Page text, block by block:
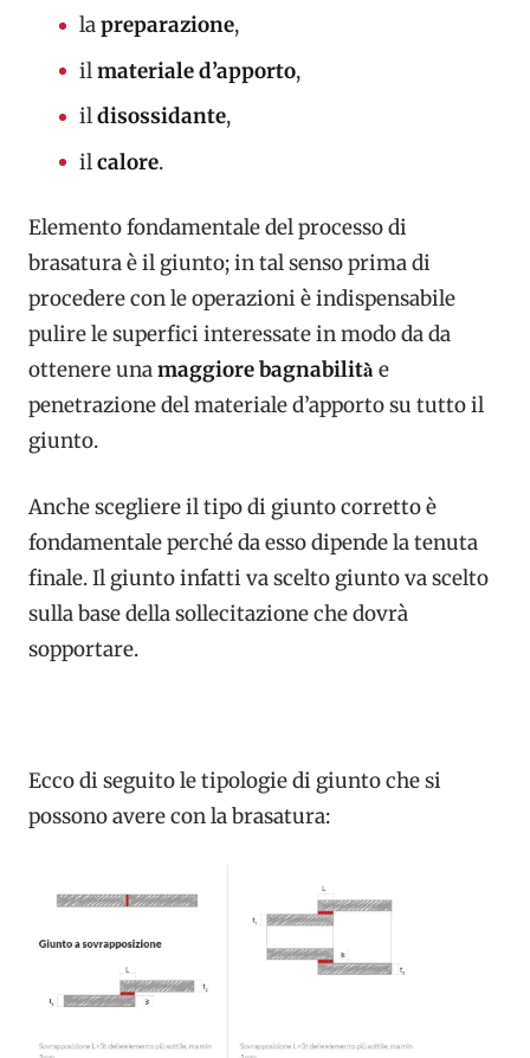
lapreparazione,
ilmateriale d’apporto,
ildisossidante,
ilcalore.
Elemento fondamentale del processo di
brasatura è il giunto; in tal senso prima di
procedere con le operazioni è indispensabile
pulire le superfici interessate in modo da da
ottenere unamaggiore bagnabilità̀ e
penetrazione del materiale d’apporto su tutto il
giunto.
Anche scegliere il tipo di giunto corretto è
fondamentale perché da esso dipende la tenuta
finale. Il giunto infatti va scelto giunto va scelto
sulla base della sollecitazione che dovrà
sopportare.
Ecco di seguito le tipologie di giunto che si
possono avere con la brasatura: